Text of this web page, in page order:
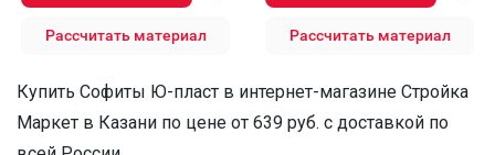
Рассчитать материал Рассчитать материал
Купить Софиты Ю-пласт в интернет-магазине Стройка
Маркет в Казани по цене от 639 руб. с доставкой по